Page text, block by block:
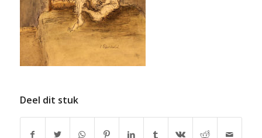
Deel dit stuk